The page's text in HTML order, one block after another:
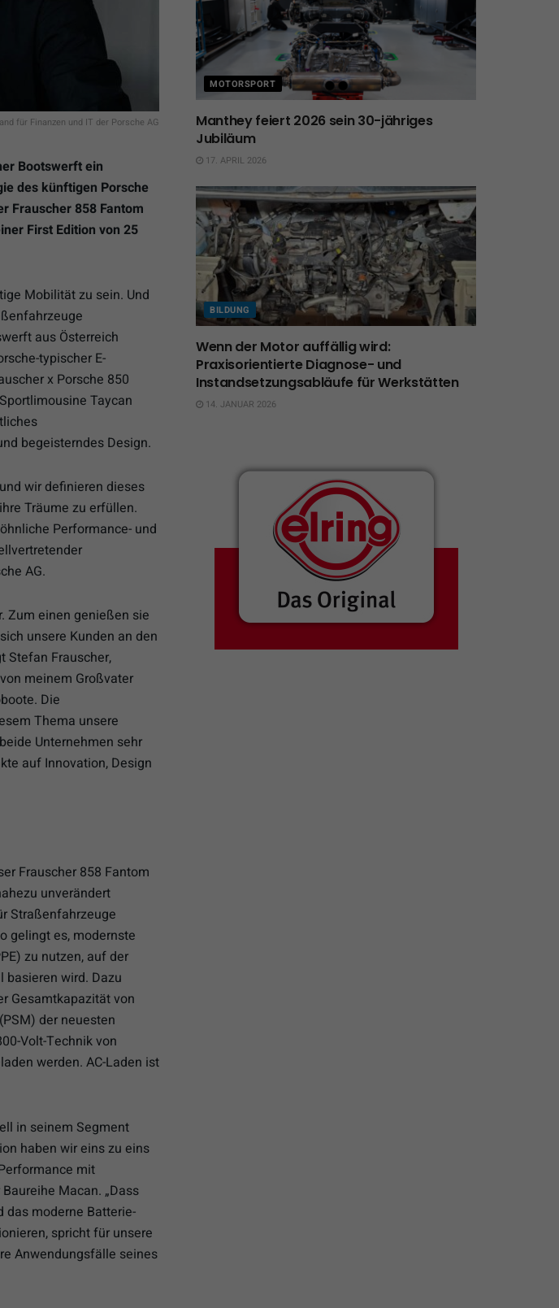
für Finanzen und IT der Porsche AG
Bootswerft ein
des künftigen Porsche
Frauscher 858 Fantom
First Edition von 25
Mobilität zu sein. Und
aus Österreich
typischer E-
x Porsche 850
Taycan
begeisterndes Design.
wir definieren dieses
Träume zu erfüllen.
Performance- und
AG.
Zum einen genießen sie
unsere Kunden an den
Stefan Frauscher,
meinem Großvater
Die
Thema unsere
Unternehmen sehr
auf Innovation, Design
Frauscher 858 Fantom
unverändert
Straßenfahrzeuge
gelingt es, modernste
zu nutzen, auf der
wird. Dazu
Gesamtkapazität von
der neuesten
Volt-Technik von
werden. AC-Laden ist
in seinem Segment
haben wir eins zu eins
mit
Macan. „Dass
das moderne Batterie-
spricht für unsere
Anwendungsfälle seines
MOTORSPORT
Manthey feiert 2026 sein 30-jähriges
Jubiläum
17. APRIL 2026
BILDUNG
Wenn der Motor auffällig wird:
Praxisorientierte Diagnose- und
Instandsetzungsabläufe für Werkstätten
14. JANUAR 2026